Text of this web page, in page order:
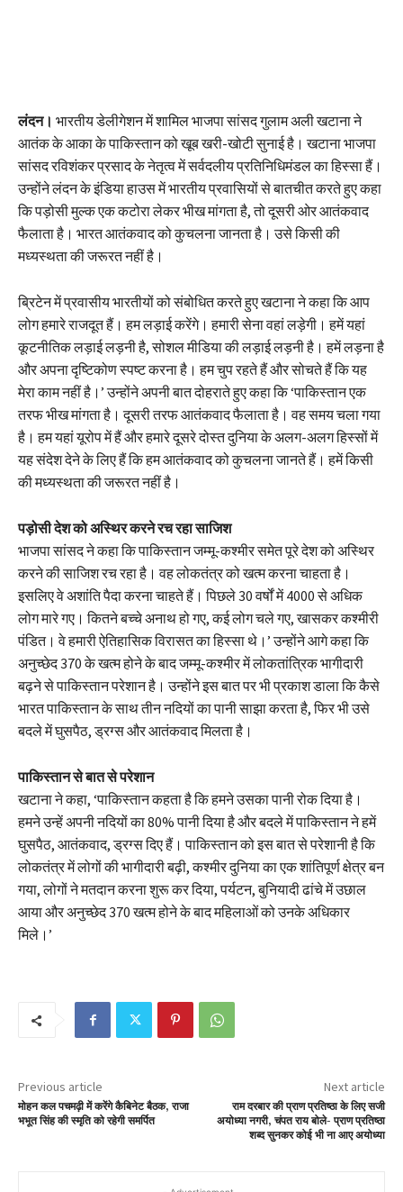
लंदन। भारतीय डेलीगेशन में शामिल भाजपा सांसद गुलाम अली खटाना ने
आतंक के आका के पाकिस्तान को खूब खरी-खोटी सुनाई है। खटाना भाजपा
सांसद रविशंकर प्रसाद के नेतृत्व में सर्वदलीय प्रतिनिधिमंडल का हिस्सा हैं।
उन्होंने लंदन के इंडिया हाउस में भारतीय प्रवासियों से बातचीत करते हुए कहा
कि पड़ोसी मुल्क एक कटोरा लेकर भीख मांगता है, तो दूसरी ओर आतंकवाद
फैलाता है। भारत आतंकवाद को कुचलना जानता है। उसे किसी की
मध्यस्थता की जरूरत नहीं है।
ब्रिटेन में प्रवासीय भारतीयों को संबोधित करते हुए खटाना ने कहा कि आप
लोग हमारे राजदूत हैं। हम लड़ाई करेंगे। हमारी सेना वहां लड़ेगी। हमें यहां
कूटनीतिक लड़ाई लड़नी है, सोशल मीडिया की लड़ाई लड़नी है। हमें लड़ना है
और अपना दृष्टिकोण स्पष्ट करना है। हम चुप रहते हैं और सोचते हैं कि यह
मेरा काम नहीं है।’ उन्होंने अपनी बात दोहराते हुए कहा कि ‘पाकिस्तान एक
तरफ भीख मांगता है। दूसरी तरफ आतंकवाद फैलाता है। वह समय चला गया
है। हम यहां यूरोप में हैं और हमारे दूसरे दोस्त दुनिया के अलग-अलग हिस्सों में
यह संदेश देने के लिए हैं कि हम आतंकवाद को कुचलना जानते हैं। हमें किसी
की मध्यस्थता की जरूरत नहीं है।
पड़ोसी देश को अस्थिर करने रच रहा साजिश
भाजपा सांसद ने कहा कि पाकिस्तान जम्मू-कश्मीर समेत पूरे देश को अस्थिर
करने की साजिश रच रहा है। वह लोकतंत्र को खत्म करना चाहता है।
इसलिए वे अशांति पैदा करना चाहते हैं। पिछले 30 वर्षों में 4000 से अधिक
लोग मारे गए। कितने बच्चे अनाथ हो गए, कई लोग चले गए, खासकर कश्मीरी
पंडित। वे हमारी ऐतिहासिक विरासत का हिस्सा थे।’ उन्होंने आगे कहा कि
अनुच्छेद 370 के खत्म होने के बाद जम्मू-कश्मीर में लोकतांत्रिक भागीदारी
बढ़ने से पाकिस्तान परेशान है। उन्होंने इस बात पर भी प्रकाश डाला कि कैसे
भारत पाकिस्तान के साथ तीन नदियों का पानी साझा करता है, फिर भी उसे
बदले में घुसपैठ, ड्रग्स और आतंकवाद मिलता है।
पाकिस्तान से बात से परेशान
खटाना ने कहा, ‘पाकिस्तान कहता है कि हमने उसका पानी रोक दिया है।
हमने उन्हें अपनी नदियों का 80% पानी दिया है और बदले में पाकिस्तान ने हमें
घुसपैठ, आतंकवाद, ड्रग्स दिए हैं। पाकिस्तान को इस बात से परेशानी है कि
लोकतंत्र में लोगों की भागीदारी बढ़ी, कश्मीर दुनिया का एक शांतिपूर्ण क्षेत्र बन
गया, लोगों ने मतदान करना शुरू कर दिया, पर्यटन, बुनियादी ढांचे में उछाल
आया और अनुच्छेद 370 खत्म होने के बाद महिलाओं को उनके अधिकार
मिले।’
Previous article
मोहन कल पचमढ़ी में करेंगे कैबिनेट बैठक, राजा
भभूत सिंह की स्मृति को रहेगी समर्पित
Next article
राम दरबार की प्राण प्रतिष्ठा के लिए सजी
अयोध्या नगरी, चंपत राय बोले- प्राण प्रतिष्ठा
शब्द सुनकर कोई भी ना आए अयोध्या